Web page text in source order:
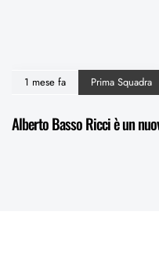
1 mese fa Prima Squadra
Alberto Basso Ricci è un